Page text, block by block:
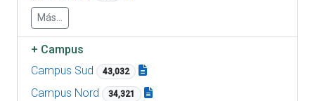
Más...
+ Campus
Campus Sud
43,032
Campus Nord 34,321